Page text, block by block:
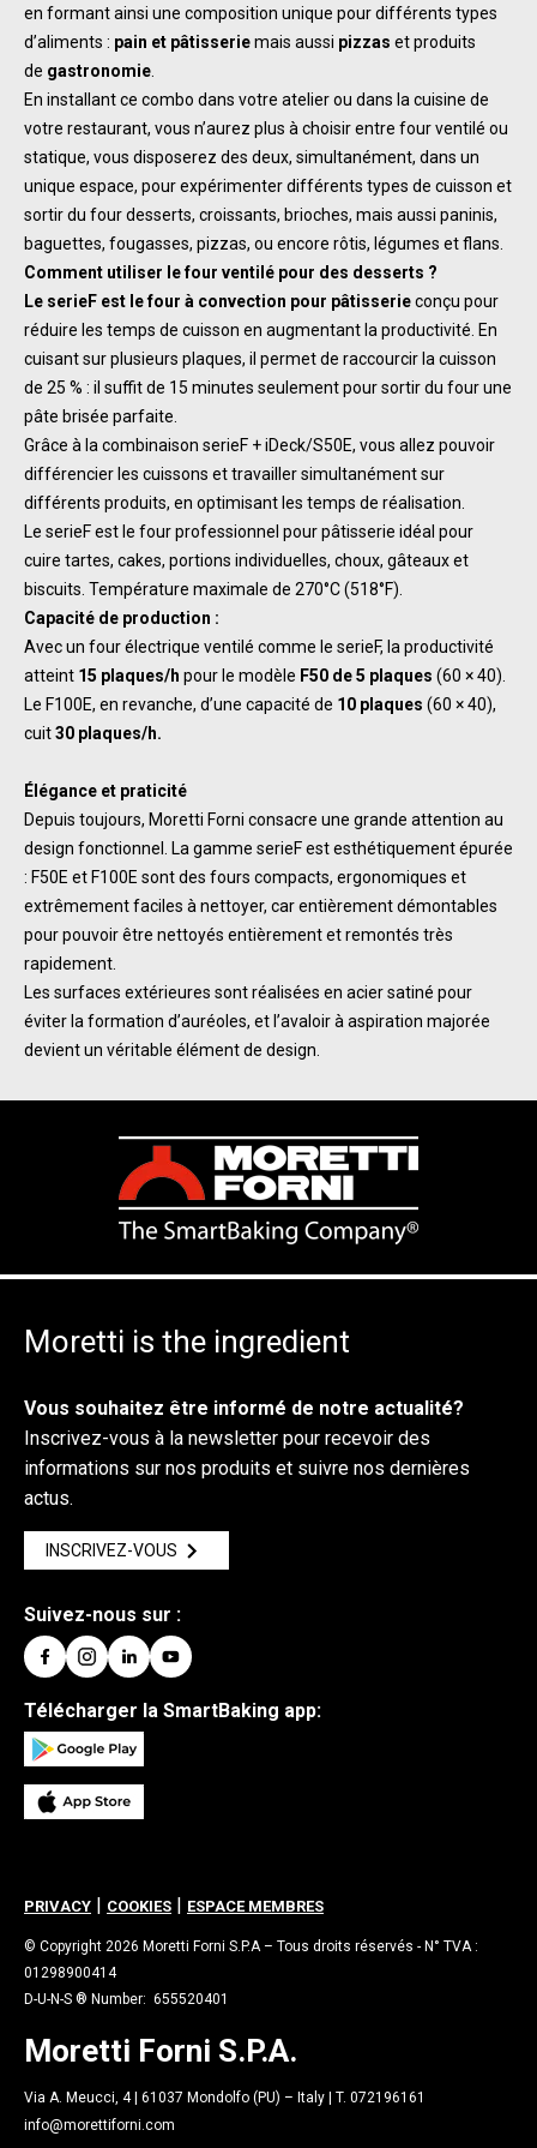
en formant ainsi une composition unique pour différents types
d’aliments : pain et pâtisseriemais aussi pizzas et produits
de gastronomie.
En installant ce combo dans votre atelier ou dans la cuisine de
votre restaurant, vous n’aurez plus à choisir entre four ventilé ou
statique, vous disposerez des deux, simultanément, dans un
unique espace, pour expérimenter différents types de cuisson et
sortir du four desserts, croissants, brioches, mais aussi paninis,
baguettes, fougasses, pizzas, ou encore rôtis, légumes et flans.
Comment utiliser le four ventilé pour des desserts ?
Le serieF est le four à convection pour pâtisserieconçu pour
réduire les temps de cuisson en augmentant la productivité. En
cuisant sur plusieurs plaques, il permet de raccourcir la cuisson
de 25 % : il suffit de 15 minutes seulement pour sortir du four une
pâte brisée parfaite.
Grâce à la combinaison serieF + iDeck/S50E, vous allez pouvoir
différencier les cuissons et travailler simultanément sur
différents produits, en optimisant les temps de réalisation.
Le serieF est le four professionnel pour pâtisserie idéal pour
cuire tartes, cakes, portions individuelles, choux, gâteaux et
biscuits. Température maximale de 270°C (518°F).
Capacité de production :
Avec un four électrique ventilé comme le serieF, la productivité
atteint 15 plaques/h pour le modèle F50 de 5 plaques (60 × 40).
Le F100E, en revanche, d’une capacité de 10 plaques (60 × 40),
cuit30 plaques/h.
Élégance et praticité
Depuis toujours, Moretti Forni consacre une grande attention au
design fonctionnel. La gamme serieF est esthétiquement épurée
: F50E et F100E sont des fours compacts, ergonomiques et
extrêmement faciles à nettoyer, car entièrement démontables
pour pouvoir être nettoyés entièrement et remontés très
rapidement.
Les surfaces extérieures sont réalisées en acier satiné pour
éviter la formation d’auréoles, et l’avaloir à aspiration majorée
devient un véritable élément de design.
Moretti is the ingredient
Vous souhaitez être informé de notre actualité?
Inscrivez-vous à la newsletter pour recevoir des
informations sur nos produits et suivre nos dernières
actus.
INSCRIVEZ-VOUS
Suivez-nous sur :
Télécharger la SmartBaking app:
PRIVACY COOKIES ESPACE MEMBRES
© Copyright 2026 Moretti Forni S.P.A – Tous droits réservés - N° TVA :
01298900414
D-U-N-S ® Number: 655520401
Moretti Forni S.P.A.
Via A. Meucci, 4 | 61037 Mondolfo (PU) – Italy | T. 072196161
info@morettiforni.com